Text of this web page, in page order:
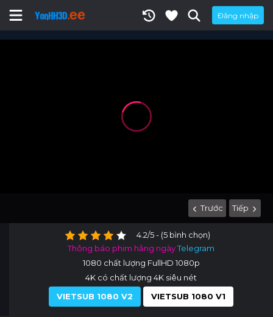
Đăng nhập
Trước Tiếp
4.2/5 - (5 bình chọn)
Thông báo phim hằng ngàyTelegram
1080 chất lượng FullHD 1080p
4K có chất lượng 4K siêu nét
VIETSUB 1080 V2
VIETSUB 1080 V1